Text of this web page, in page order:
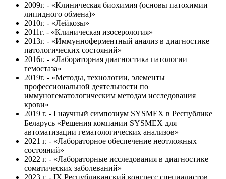
2009г. - «Клиническая биохимия (основы патохимии
липидного обмена)»
2010г. - «Лейкозы»
2011г. - «Клиническая изосерология»
2013г. - «Иммунноферментный анализ в диагностике
патологических состояний»
2016г. - «Лабораторная диагностика патологии
гемостаза»
2019г. - «Методы, технологии, элементы
профессиональной деятельности по
иммуногематологическим методам исследования
крови»
2019 г. - I научный симпозиум SYSMEX в Республике
Беларусь «Решения компании SYSMEX для
автоматизации гематологических анализов»
2021 г. - «Лабораторное обеспечение неотложных
состояний»
2022 г. - «Лабораторные исследования в диагностике
соматических заболеваний»
2023 г. - IX Республиканский конгресс специалистов